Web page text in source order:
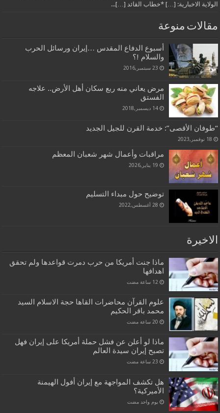
الولاية الاخبارية: […] *خطاب القائد […]...
مقالات منوعة
أسبوع الدفاع المقدس …إيران ورسائل الحرب
والسلام !؟
23 سبتمبر,2016
مرض يعاني منه ربع سكان أهل الأرض.. علاجه
الفستق
14 ديسمبر,2018
“طوفان الأقصى”: خدمة القرن للجيل الجديد
18 نوفمبر,2023
مراقبات وأعمال شهر شعبان المعظم
19 يناير,2026
توضيح حول مبداء التسليم
28 أغسطس,2022
الاخيرة
ماذا جنت أمريكا من حرب دمرت قواعدها ولم تحقق
اهدافها
علوم القرآن محاضرات القاها حجة الاسلام السيد
محمد باقر الحكيم
ماذا لو أعلن عن فشل حملة أمريكا على إيران فهل
تصبح إيران سيدة العالم
هل تكشف المواجهة مع إيران أفول الهيمنة
الأميركية؟
‏يوم واحد مضت